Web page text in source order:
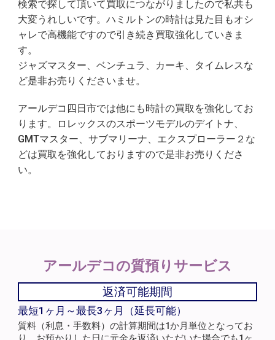
検索で探して頂いて買取につながりましたので私共も
大変うれしいです。ハミルトンの時計は見た目もオシ
ャレで高機能ですので引き続き買取強化していきま
す。
ジャズマスター、ベンチュラ、カーキ、タイムレスな
ど是非お売りくださいませ。
アールデコ四日市では他にも時計の買取を強化してお
ります。ロレックスのスポーツモデルのデイトナ、
GMTマスター、サブマリーナ、エクスプローラー２な
どは買取を強化しておりますので是非お売りくださ
い。
アールデコの質預りサービス
返済可能期間
最短1ヶ月～最長3ヶ月（延長可能）
質料（利息・手数料）の計算期間は1か月単位となってお